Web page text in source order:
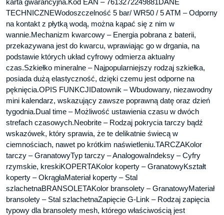
TECHNICZNEWodoszczelność 5 bar/ WR50 / 5 ATM – Odporny
na kontakt z płytką wodą, można kąpać się z nim w
wannie.Mechanizm kwarcowy – Energia pobrana z baterii,
przekazywana jest do kwarcu, wprawiając go w drgania, na
podstawie których układ cyfrowy odmierza aktualny
czas.Szkiełko mineralne – Najpopularniejszy rodzaj szkiełka,
posiada dużą elastyczność, dzięki czemu jest odporne na
pęknięcia.OPIS FUNKCJIDatownik – Wbudowany, niezawodny
mini kalendarz, wskazujący zawsze poprawną datę oraz dzień
tygodnia.Dual time – Możliwość ustawienia czasu w dwóch
strefach czasowych.Neobrite – Rodzaj pokrycia tarczy bądź
wskazówek, który sprawia, że te delikatnie świecą w
ciemnościach, nawet po krótkim naświetleniu.TARCZAKolor
tarczy – GranatowyTyp tarczy – AnalogowaIndeksy – Cyfry
rzymskie, kreskiKOPERTAKolor koperty – GranatowyKształt
koperty – OkrągłaMateriał koperty – Stal
szlachetnaBRANSOLETAKolor bransolety – GranatowyMateriał
bransolety – Stal szlachetnaZapięcie G-Link – Rodzaj zapięcia
typowy dla bransolety mesh, którego właściwością jest